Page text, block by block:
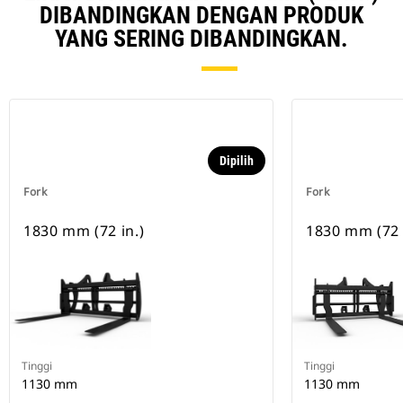
DIBANDINGKAN DENGAN PRODUK
YANG SERING DIBANDINGKAN.
Fork
Dipilih
1830 mm (72 in.)
Tinggi
1130 mm
Fork
1830 mm
Tinggi
1130 mm